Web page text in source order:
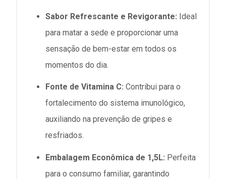
Sabor Refrescante e Revigorante: Ideal
para matar a sede e proporcionar uma
sensação de bem-estar em todos os
momentos do dia.
Fonte de Vitamina C: Contribui para o
fortalecimento do sistema imunológico,
auxiliando na prevenção de gripes e
resfriados.
Embalagem Econômica de 1,5L: Perfeita
para o consumo familiar, garantindo